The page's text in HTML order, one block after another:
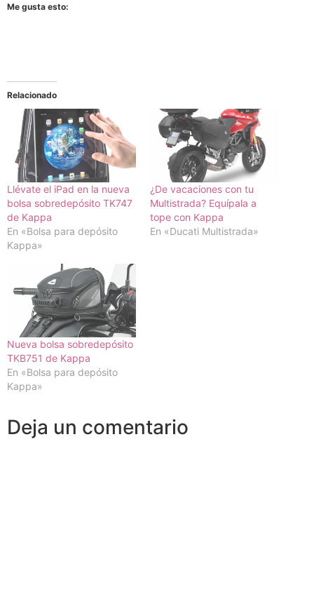
Me gusta esto:
Relacionado
Llévate el iPad en la nueva
bolsa sobredepósito TK747
de Kappa
En «Bolsa para depósito
Kappa»
¿De vacaciones con tu
Multistrada? Equípala a
tope con Kappa
En «Ducati Multistrada»
Nueva bolsa sobredepósito
TKB751 de Kappa
En «Bolsa para depósito
Kappa»
Deja un comentario